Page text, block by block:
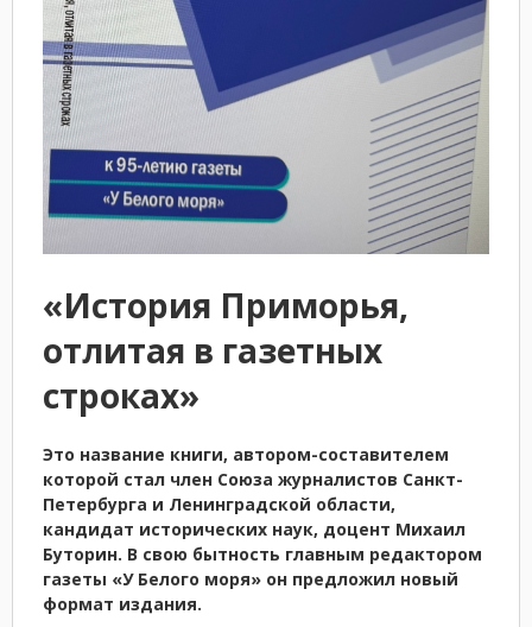
«История Приморья,
отлитая в газетных
строках»
Это название книги, автором-составителем
которой стал член Союза журналистов Санкт-
Петербурга и Ленинградской области,
кандидат исторических наук, доцент Михаил
Буторин. В свою бытность главным редактором
газеты «У Белого моря» он предложил новый
формат издания.